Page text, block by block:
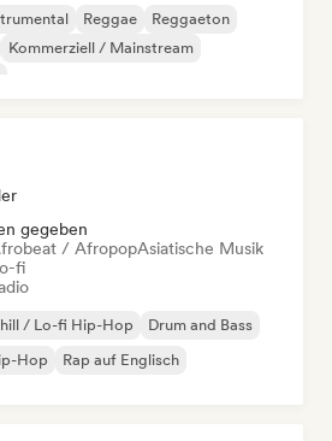
Reggae
Reggaeton
Kommerziell / Mainstream
gegeben
/ AfropopAsiatische Musik
fi
/ Lo-fi Hip-Hop
Drum and Bass
Hop Rap auf Englisch